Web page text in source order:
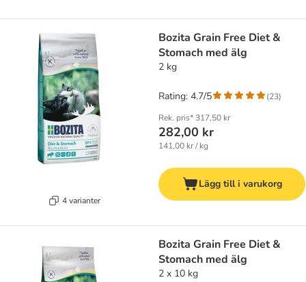
4 varianter
Bozita Grain Free Diet &
Stomach med älg
2 kg
Rek. pris* 317,50 kr
282,00 kr
141,00 kr / kg
Rating: 4.7/5 (23)
Lägg till i varukorg
Bozita Grain Free Diet &
Stomach med älg
2 x 10 kg